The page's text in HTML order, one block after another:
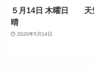
５月14日 木曜日 天
晴
2020年5月14日